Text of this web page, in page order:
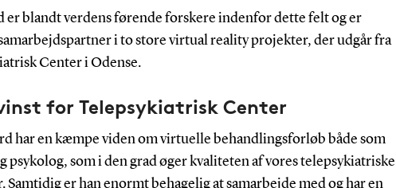
er blandt verdens førende forskere indenfor dette felt og er
i to store virtual reality projekter, der udgår fra
Center i Odense.
for Telepsykiatrisk Center
har en kæmpe viden om virtuelle behandlingsforløb både som
psykolog, som i den grad øger kvaliteten af vores telepsykiatriske
Samtidig er han enormt behagelig at samarbejde med og har en